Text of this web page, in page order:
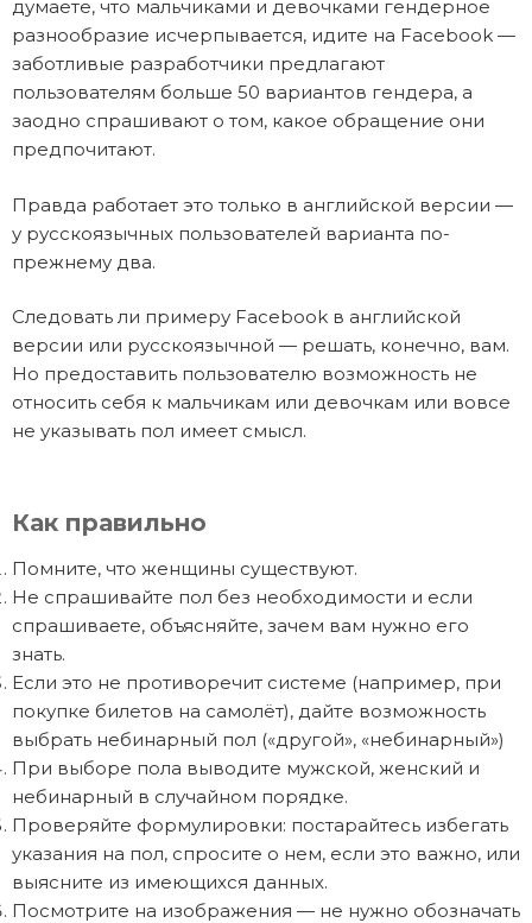
думаете, что мальчиками и девочками гендерное
разнообразие исчерпывается, идите на Facebook —
заботливые разработчики предлагают
пользователям больше 50 вариантов гендера, а
заодно спрашивают о том, какое обращение они
предпочитают.
Правда работает это только в английской версии —
у русскоязычных пользователей варианта по-
прежнему два.
Следовать ли примеру Facebook в английской
версии или русскоязычной — решать, конечно, вам.
Но предоставить пользователю возможность не
относить себя к мальчикам или девочкам или вовсе
не указывать пол имеет смысл.
Как правильно
Помните, что женщины существуют.
Не спрашивайте пол без необходимости и если
спрашиваете, объясняйте, зачем вам нужно его
знать.
Если это не противоречит системе (например, при
покупке билетов на самолёт), дайте возможность
выбрать небинарный пол («другой», «небинарный»)
При выборе пола выводите мужской, женский и
небинарный в случайном порядке.
Проверяйте формулировки: постарайтесь избегать
указания на пол, спросите о нем, если это важно, или
выясните из имеющихся данных.
Посмотрите на изображения — не нужно обозначать